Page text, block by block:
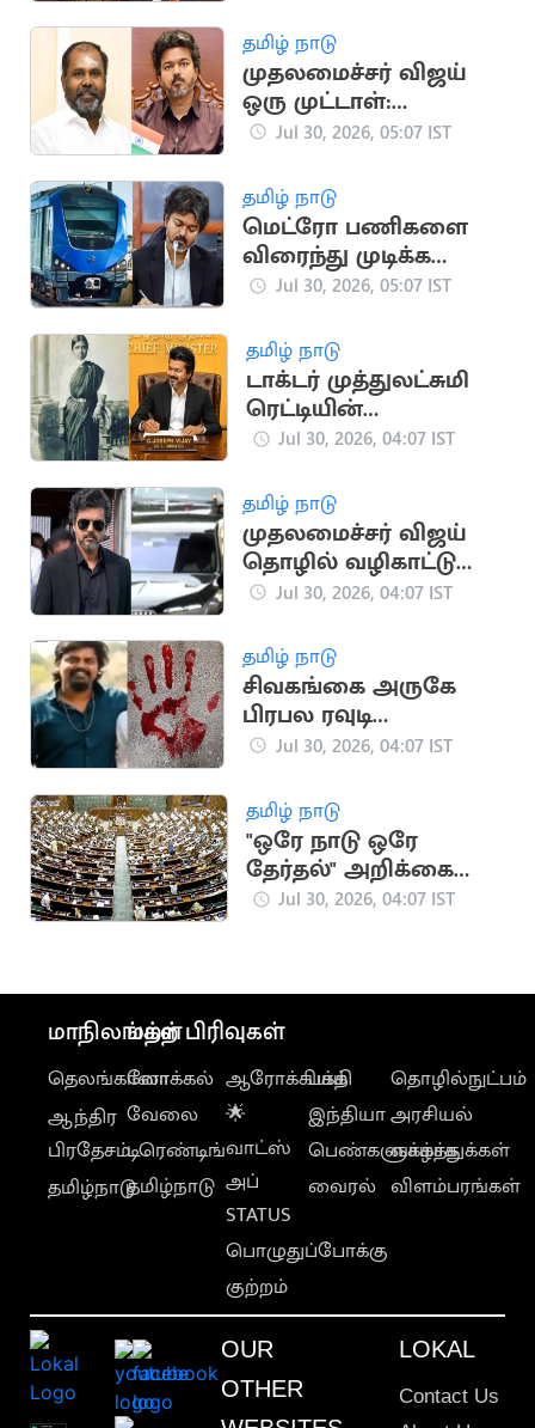
தமிழ் நாடு
முதலமைச்சர் விஜய்
ஒரு முட்டாள்:
உதயகுமார் கடும்
Jul 30, 2026, 05:07 IST
தமிழ் நாடு
மெட்ரோ பணிகளை
விரைந்து முடிக்க
முதலமைச்சர் உத்தரவு
Jul 30, 2026, 05:07 IST
தமிழ் நாடு
டாக்டர் முத்துலட்சுமி
ரெட்டியின்
பிறந்தநாளையொட்டி
Jul 30, 2026, 04:07 IST
தமிழ் நாடு
முதலமைச்சர் விஜய்
தொழில் வழிகாட்டு
மையத்திற்கு வருகை
Jul 30, 2026, 04:07 IST
தமிழ் நாடு
சிவகங்கை அருகே
பிரபல ரவுடி
வெட்டிக்கொலை
Jul 30, 2026, 04:07 IST
தமிழ் நாடு
"ஒரே நாடு ஒரே
தேர்தல்" அறிக்கை
வழங்க அவகாசம்
Jul 30, 2026, 04:07 IST
மாநிலங்கள்
தெலங்கானா
ஆந்திர
பிரதேசம்
தமிழ்நாடு
மற்ற பிரிவுகள்
லோக்கல்
வேலை
டிரெண்டிங்
தமிழ்நாடு
ஆரோக்கியம்
🌟
வாட்ஸ்
அப்
STATUS
பொழுதுப்போக்கு
குற்றம்
பக்தி
இந்தியா
பெண்களுக்காக
வைரல்
தொழில்நுட்பம்
அரசியல்
வாழ்த்துக்கள்
விளம்பரங்கள்
OUR
OTHER
LOKAL
Contact Us